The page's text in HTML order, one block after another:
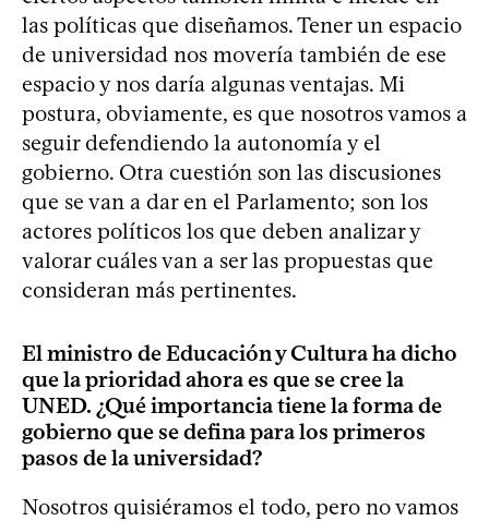
las políticas que diseñamos. Tener un espacio
de universidad nos movería también de ese
espacio y nos daría algunas ventajas. Mi
postura, obviamente, es que nosotros vamos a
seguir defendiendo la autonomía y el
gobierno. Otra cuestión son las discusiones
que se van a dar en el Parlamento; son los
actores políticos los que deben analizar y
valorar cuáles van a ser las propuestas que
consideran más pertinentes.
El ministro de Educación y Cultura ha dicho
que la prioridad ahora es que se cree la
UNED. ¿Qué importancia tiene la forma de
gobierno que se defina para los primeros
pasos de la universidad?
Nosotros quisiéramos el todo, pero no vamos